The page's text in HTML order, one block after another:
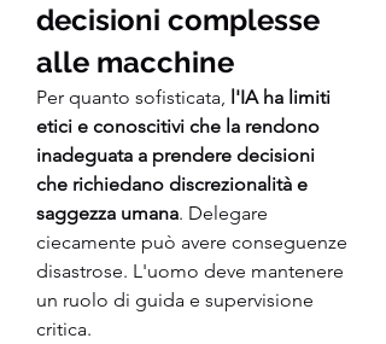
decisioni complesse
alle macchine
Per quanto sofisticata, l'IA ha limiti
etici e conoscitivi che la rendono
inadeguata a prendere decisioni
che richiedano discrezionalità e
saggezza umana. Delegare
ciecamente può avere conseguenze
disastrose. L'uomo deve mantenere
un ruolo di guida e supervisione
critica.